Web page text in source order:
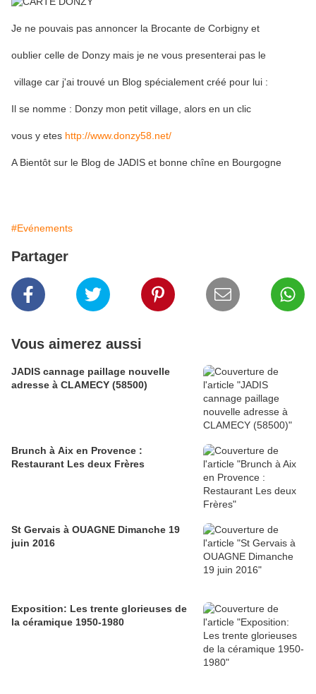
Je ne pouvais pas annoncer la Brocante de Corbigny et
oublier celle de Donzy mais je ne vous presenterai pas le
village car j'ai trouvé un Blog spécialement créé pour lui :
Il se nomme : Donzy mon petit village, alors en un clic
vous y etes http://www.donzy58.net/
A Bientôt sur le Blog de JADIS et bonne chîne en Bourgogne
#Evénements
Partager
Vous aimerez aussi
JADIS cannage paillage nouvelle
adresse à CLAMECY (58500)
Brunch à Aix en Provence :
Restaurant Les deux Frères
St Gervais à OUAGNE Dimanche 19
juin 2016
Exposition: Les trente glorieuses de
la céramique 1950-1980